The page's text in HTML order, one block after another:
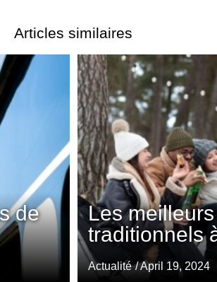
Articles similaires
Les
traditionnels
Actualité / April 19, 2024
de